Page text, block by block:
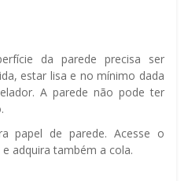
da parede precisa ser
estar lisa e no mínimo dada
A parede não pode ter
papel de parede. Acesse o
adquira também a cola.